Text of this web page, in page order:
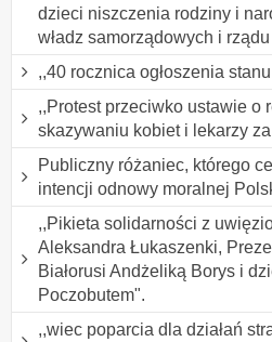
dzieci niszczenia rodziny i
władz samorządowych i rządu
,,40 rocznica ogłoszenia
,,Protest przeciwko ustawie o
skazywaniu kobiet i lekarzy
Publiczny różaniec, którego
intencji odnowy moralnej
,,Pikieta solidarności z
Aleksandra Łukaszenki,
Białorusi Andżeliką Borys i
Poczobutem".
,,wiec poparcia dla działań